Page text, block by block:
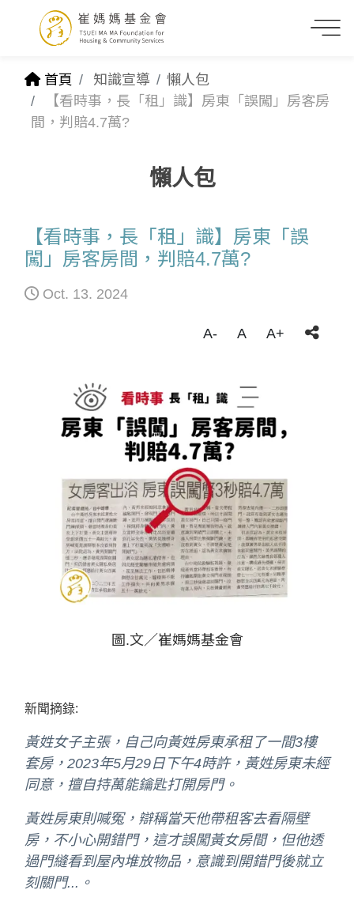
首頁 知識宣導
懶人包
【看時事，長「租」識】房東「誤闖」房客房
間，判賠4.7萬?
懶人包
【看時事，長「租」識】房東「誤
闖」房客房間，判賠4.7萬?
Oct. 13. 2024
A- A A+
圖.文／崔媽媽基金會
新聞摘錄:
黃姓女子主張，自己向黃姓房東承租了一間3樓
套房， 2023年5月29日下午4時許，黃姓房東未經
同意，擅自持萬能鑰匙打開房門。
黃姓房東則喊冤，辯稱當天他帶租客去看隔壁
房，不小心開錯門， 這才誤闖黃女房間，但他透
過門縫看到屋內堆放物品，意識到開錯門後就立
刻關門...。